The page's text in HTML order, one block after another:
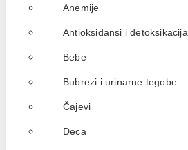
Anemije
Antioksidansi i detoksikacija
Bebe
Bubrezi i urinarne tegobe
Čajevi
Deca